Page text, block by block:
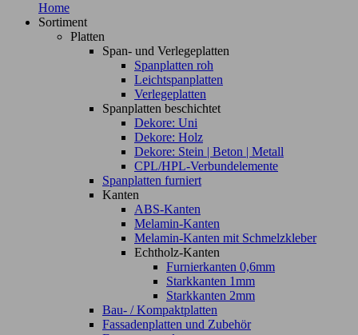
Home
Sortiment
Platten
Span- und Verlegeplatten
Spanplatten roh
Leichtspanplatten
Verlegeplatten
Spanplatten beschichtet
Dekore: Uni
Dekore: Holz
Dekore: Stein | Beton | Metall
CPL/HPL-Verbundelemente
Spanplatten furniert
Kanten
ABS-Kanten
Melamin-Kanten
Melamin-Kanten mit Schmelzkleber
Echtholz-Kanten
Furnierkanten 0,6mm
Starkkanten 1mm
Starkkanten 2mm
Bau- / Kompaktplatten
Fassadenplatten und Zubehör